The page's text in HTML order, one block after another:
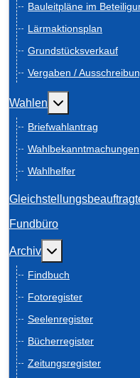
Bauleitpläne im
Lärmaktionsplan
Grundstücksverkauf
Vergaben /
Wahlen Weitere
Briefwahlantrag
Wahlbekanntmachungen
Wahlhelfer
Fundbüro
Archiv Weitere
Findbuch
Fotoregister
Seelenregister
Bücherregister
Zeitungsregister